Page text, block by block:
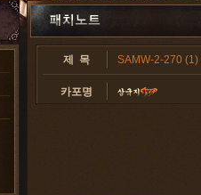
제 목 SAMW-2-270 (1)
카포명